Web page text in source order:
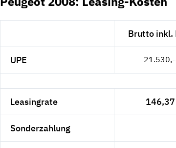
Brutto inkl.
UPE
Leasingrate
Sonderzahlung